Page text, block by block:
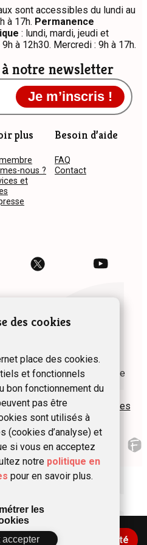
Vérifier la disponibilité
notre newsletter
Je m’inscris !
sont accessibles du lundi au
à 17h. Permanence
: lundi, mardi, jeudi et
à 12h30. Mercredi : 9h à 17h.
plus
nous ?
et
Besoin d’aide
FAQ
Contact
et Chambres d’hôtes de
asbl
Plan du siteMentions légales
des cookies
place des cookies.
et fonctionnels
bon fonctionnement du
pas être
sont utilisés à
(cookies d’analyse) et
si vous en acceptez
notre politique en
pour en savoir plus.
les
accepter